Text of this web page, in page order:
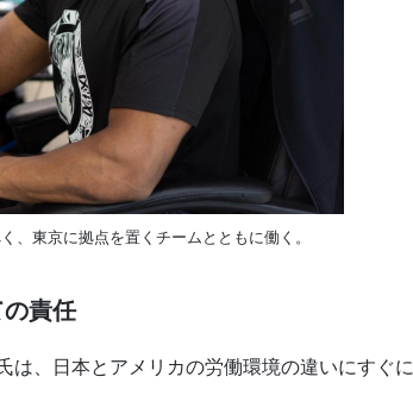
、東京に拠点を置くチームとともに働く。
責任
、日本とアメリカの労働環境の違いにすぐに